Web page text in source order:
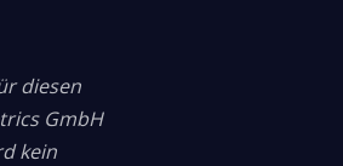
diesen
GmbH
kein